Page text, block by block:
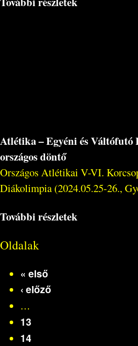
Atlétika – Egyéni és Váltófutó
országos döntő
Országos Atlétikai V-VI.
Diákolimpia (2024.05.25-26.,
További részletek
Oldalak
« első
‹ előző
…
13
14